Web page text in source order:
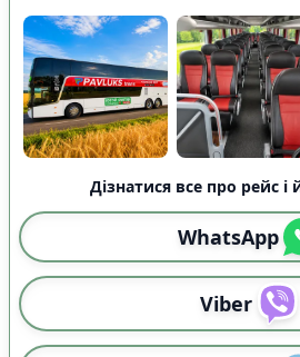
Дізнатися все про рейс і
WhatsApp
Viber